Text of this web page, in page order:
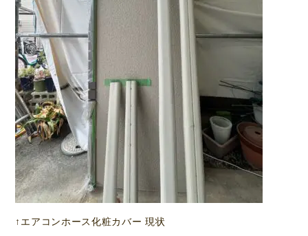
↑エアコンホース化粧カバー 現状